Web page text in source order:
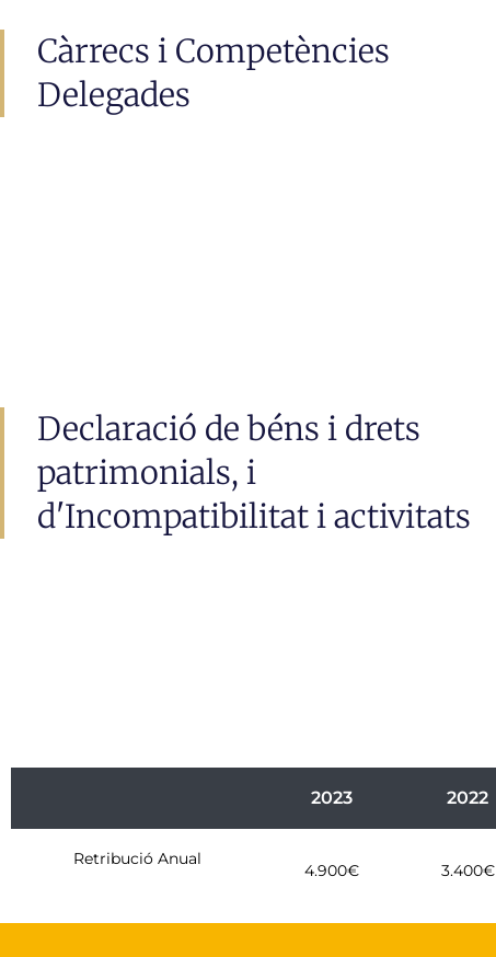
Càrrecs i Competències
Delegades
Declaració de béns i drets
patrimonials, i
d'Incompatibilitat i activitats
2023 2022
Retribució Anual
4.900€ 3.400€